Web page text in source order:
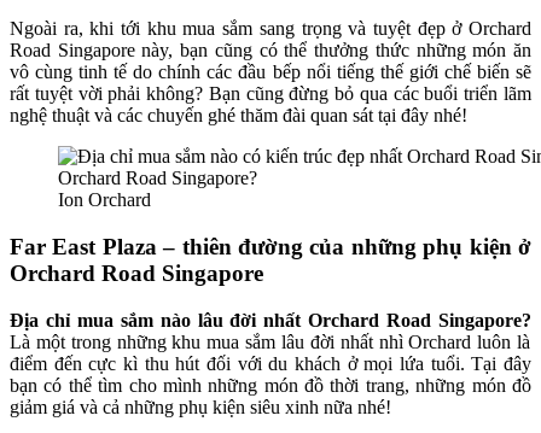
Ngoài ra, khi tới khu mua sắm sang trọng và tuyệt đẹp ở Orchard
Road Singapore này, bạn cũng có thể thưởng thức những món ăn
vô cùng tinh tế do chính các đầu bếp nổi tiếng thế giới chế biến sẽ
rất tuyệt vời phải không? Bạn cũng đừng bỏ qua các buổi triển lãm
nghệ thuật và các chuyến ghé thăm đài quan sát tại đây nhé!
Ion Orchard
Far East Plaza – thiên đường của những phụ kiện ở
Orchard Road Singapore
Địa chỉ mua sắm nào lâu đời nhất Orchard Road Singapore?
Là một trong những khu mua sắm lâu đời nhất nhì Orchard luôn là
điểm đến cực kì thu hút đối với du khách ở mọi lứa tuổi. Tại đây
bạn có thể tìm cho mình những món đồ thời trang, những món đồ
giảm giá và cả những phụ kiện siêu xinh nữa nhé!